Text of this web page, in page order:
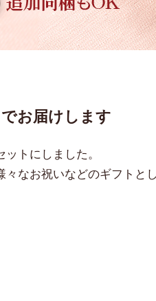
お届けします
トにしました。
々なお祝いなどのギフトと